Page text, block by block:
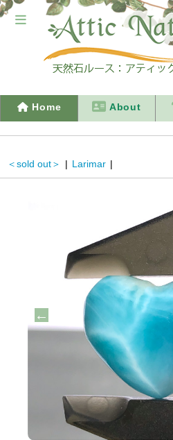
Home About
＜sold out＞ | Larimar |